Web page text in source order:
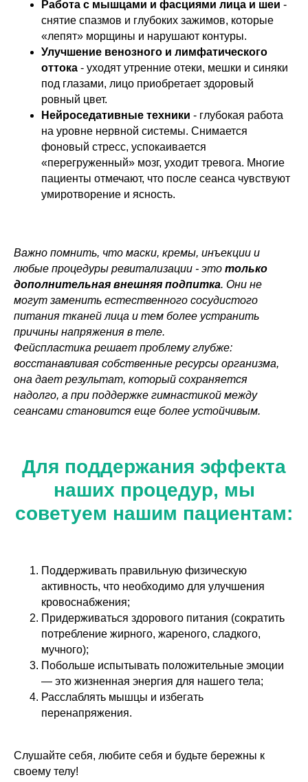
Работа с мышцами и фасциями лица и шеи -
снятие спазмов и глубоких зажимов, которые
«лепят» морщины и нарушают контуры.
Улучшение венозного и лимфатического
оттока - уходят утренние отеки, мешки и синяки
под глазами, лицо приобретает здоровый
ровный цвет.
Нейроседативные техники - глубокая работа
на уровне нервной системы. Снимается
фоновый стресс, успокаивается
«перегруженный» мозг, уходит тревога. Многие
пациенты отмечают, что после сеанса чувствуют
умиротворение и ясность.
Важно помнить, что маски, кремы, инъекции и
любые процедуры ревитализации - это только
дополнительная внешняя подпитка. Они не
могут заменить естественного сосудистого
питания тканей лица и тем более устранить
причины напряжения в теле.
Фейспластика решает проблему глубже:
восстанавливая собственные ресурсы организма,
она дает результат, который сохраняется
надолго, а при поддержке гимнастикой между
сеансами становится еще более устойчивым.
Для поддержания эффекта
наших процедур, мы
советуем нашим пациентам:
Поддерживать правильную физическую
активность, что необходимо для улучшения
кровоснабжения;
Придерживаться здорового питания (сократить
потребление жирного, жареного, сладкого,
мучного);
Побольше испытывать положительные эмоции
— это жизненная энергия для нашего тела;
Расслаблять мышцы и избегать
перенапряжения.
Слушайте себя, любите себя и будьте бережны к
своему телу!